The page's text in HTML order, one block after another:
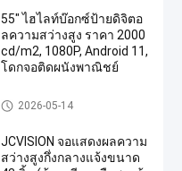
55" ไฮไลท์บ๊อกซ์ป้ายดิจิตอ
ลความสว่างสูง ราคา 2000
cd/m2, 1080P, Android 11,
โดกจอติดผนังพาณิชย์
จอป้ายดิจิตอลภายนอก
2026-05-14
JCVISION จอแสดงผลความ
สว่างสูงกึ่งกลางแจ้งขนาด